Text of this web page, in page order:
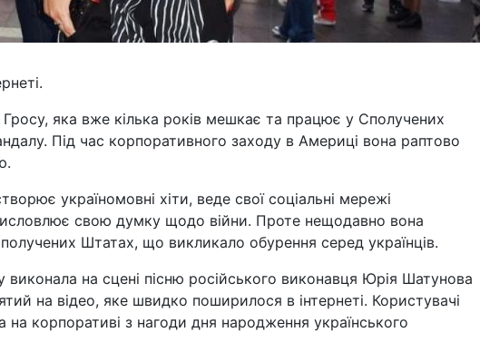
Гросу, яка вже кілька років мешкає та працює у Сполучених
Під час корпоративного заходу в Америці вона раптово
україномовні хіти, веде свої соціальні мережі
свою думку щодо війни. Проте нещодавно вона
Штатах, що викликало обурення серед українців.
на сцені пісню російського виконавця Юрія Шатунова
на відео, яке швидко поширилося в інтернеті. Користувачі
корпоративі з нагоди дня народження українського